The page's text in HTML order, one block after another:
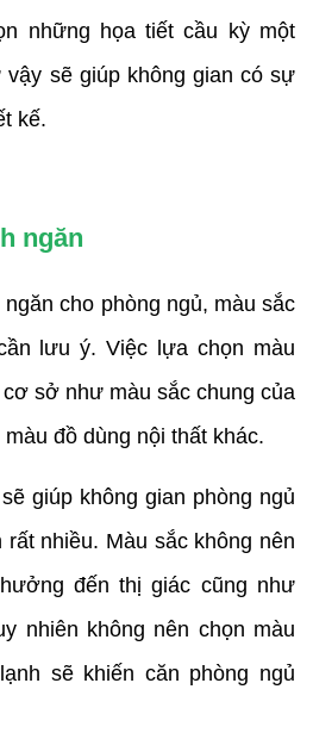
những họa tiết cầu kỳ một
sẽ giúp không gian có sự
kế.
ngăn
cho phòng ngủ, màu sắc
lưu ý. Việc lựa chọn màu
sở như màu sắc chung của
đồ dùng nội thất khác.
giúp không gian phòng ngủ
nhiều. Màu sắc không nên
đến thị giác cũng như
nhiên không nên chọn màu
sẽ khiến căn phòng ngủ